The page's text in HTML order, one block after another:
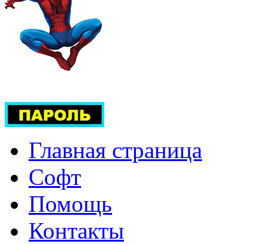
Главная страница
Софт
Помощь
Контакты